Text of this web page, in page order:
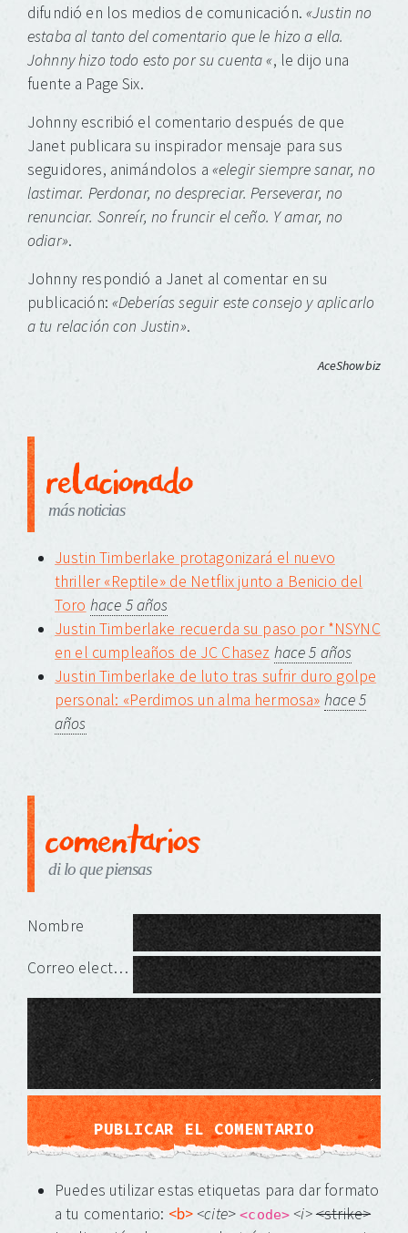
difundió en los medios de comunicación. «Justin no
estaba al tanto del comentario que le hizo a ella.
Johnny hizo todo esto por su cuenta «, le dijo una
fuente a Page Six.
Johnny escribió el comentario después de que
Janet publicara su inspirador mensaje para sus
seguidores, animándolos a «elegir siempre sanar, no
lastimar. Perdonar, no despreciar. Perseverar, no
renunciar. Sonreír, no fruncir el ceño. Y amar, no
odiar».
Johnny respondió a Janet al comentar en su
publicación: «Deberías seguir este consejo y aplicarlo
a tu relación con Justin».
AceShowbiz
relacionado
más noticias
Justin Timberlake protagonizará el nuevo
thriller «Reptile» de Netflix junto a Benicio del
Toro hace 5 años
Justin Timberlake recuerda su paso por *NSYNC
en el cumpleaños de JC Chasez hace 5 años
Justin Timberlake de luto tras sufrir duro golpe
personal: «Perdimos un alma hermosa» hace 5
años
comentarios
di lo que piensas
Deja una respuesta
Nombre
Correo electrónico
Puedes utilizar estas etiquetas para dar formato
a tu comentario: <b> <cite><code> <i><strike>